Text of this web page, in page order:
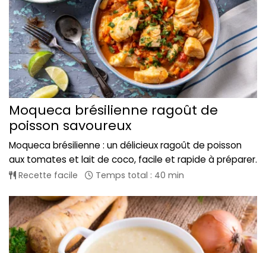
Moqueca brésilienne ragoût de
poisson savoureux
Moqueca brésilienne : un délicieux ragoût de poisson
aux tomates et lait de coco, facile et rapide à préparer.
Recette facile Temps total : 40 min